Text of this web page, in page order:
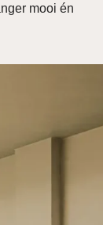
mooi én